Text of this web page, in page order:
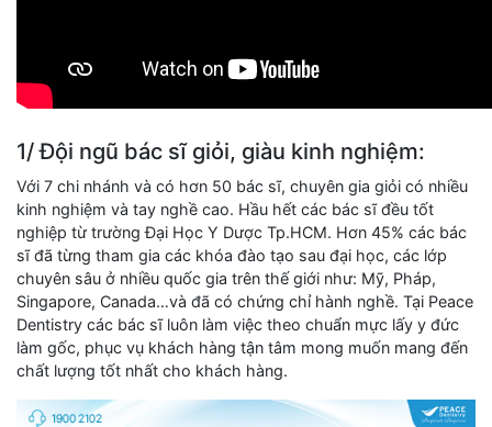
1/ Đội ngũ bác sĩ giỏi, giàu kinh nghiệm:
Với 7 chi nhánh và có hơn 50 bác sĩ, chuyên gia giỏi có nhiều
kinh nghiệm và tay nghề cao. Hầu hết các bác sĩ đều tốt
nghiệp từ trường Đại Học Y Dược Tp.HCM. Hơn 45% các bác
sĩ đã từng tham gia các khóa đào tạo sau đại học, các lớp
chuyên sâu ở nhiều quốc gia trên thế giới như: Mỹ, Pháp,
Singapore, Canada…và đã có chứng chỉ hành nghề. Tại Peace
Dentistry các bác sĩ luôn làm việc theo chuẩn mực lấy y đức
làm gốc, phục vụ khách hàng tận tâm mong muốn mang đến
chất lượng tốt nhất cho khách hàng.